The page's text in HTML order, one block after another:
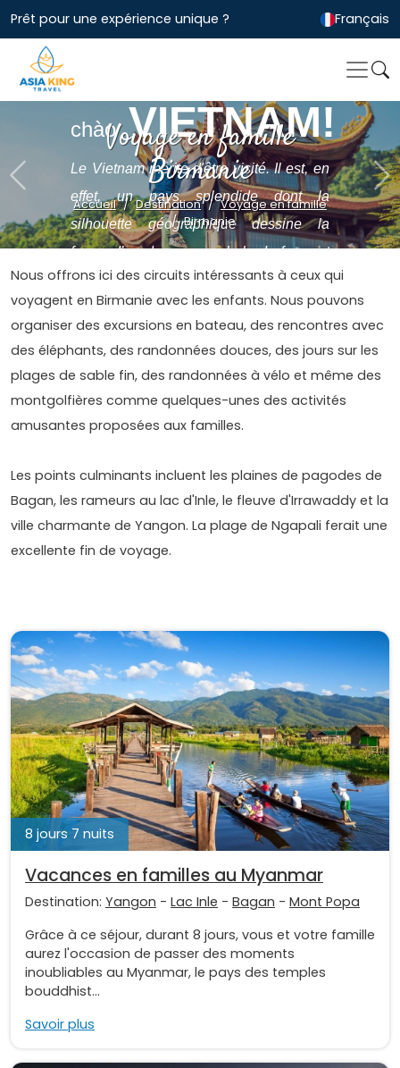
Prêt pour une expérience unique ? Français
Voyage en famille
Birmanie
Accueil Destination
Voyage en famille
Birmanie
chào VIETNAM!
Le Vietnam mérite d'être visité. Il est, en
effet, un pays splendide dont la
silhouette géographique dessine la
forme d’un dragon, symbole de force et
de bienfaits en Extrême-Orient.....
Previous
Nous offrons ici des circuits intéressants à ceux qui
voyagent en Birmanie avec les enfants. Nous pouvons
organiser des excursions en bateau, des rencontres avec
des éléphants, des randonnées douces, des jours sur les
plages de sable fin, des randonnées à vélo et même des
montgolfières comme quelques-unes des activités
amusantes proposées aux familles.
Les points culminants incluent les plaines de pagodes de
Bagan, les rameurs au lac d'Inle, le fleuve d'Irrawaddy et la
ville charmante de Yangon. La plage de Ngapali ferait une
excellente fin de voyage.
8 jours 7 nuits
Vacances en familles au Myanmar
Destination: Yangon - Lac Inle - Bagan - Mont Popa
Grâce à ce séjour, durant 8 jours, vous et votre famille
aurez l'occasion de passer des moments
inoubliables au Myanmar, le pays des temples
bouddhist...
Savoir plus